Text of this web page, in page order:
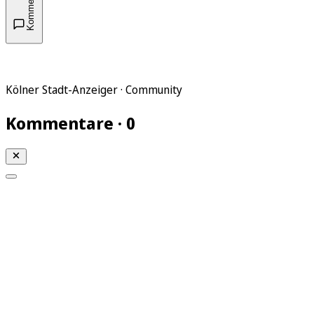
Kölner Stadt-Anzeiger · Community
Kommentare · 0